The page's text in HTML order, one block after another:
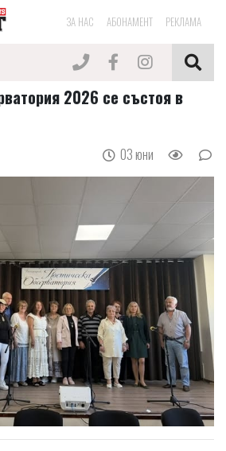
ЗА НАС АБОНАМЕНТ РЕКЛАМА
2026 се състоя в
03 юни